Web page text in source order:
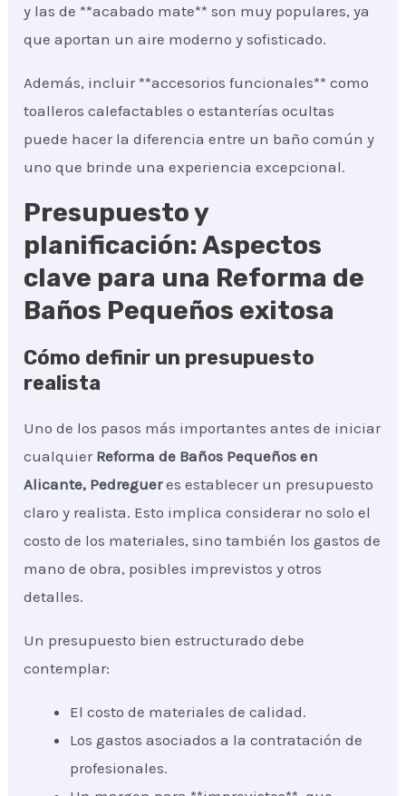
y las de **acabado mate** son muy populares, ya
que aportan un aire moderno y sofisticado.
Además, incluir **accesorios funcionales** como
toalleros calefactables o estanterías ocultas
puede hacer la diferencia entre un baño común y
uno que brinde una experiencia excepcional.
Presupuesto y
planificación: Aspectos
clave para una Reforma de
Baños Pequeños exitosa
Cómo definir un presupuesto
realista
Uno de los pasos más importantes antes de iniciar
cualquier Reforma de Baños Pequeños en
Alicante, Pedregueres establecer un presupuesto
claro y realista. Esto implica considerar no solo el
costo de los materiales, sino también los gastos de
mano de obra, posibles imprevistos y otros
detalles.
Un presupuesto bien estructurado debe
contemplar:
El costo de materiales de calidad.
Los gastos asociados a la contratación de
profesionales.